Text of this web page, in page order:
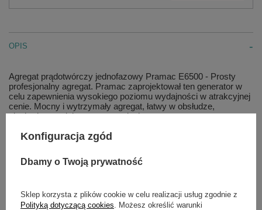
OPIS
Agregat prądotwórczy jednofazowy Pramac E6500 - Prosty
profesjonalny agregat. Pramac zaprojektował ten generator w
celu zapewnienia wysokiego poziomu wydajności w atrakcyjnej
cenie. Mocny i wytrzymały agregat, łatwy w obsłudze,
niezbędny w wielu zastosowaniach.
Zalety:
Solidna rama rurowa
Dane techniczne:
Konfiguracja zgód
Dbamy o Twoją prywatność
Sklep korzysta z plików cookie w celu realizacji usług zgodnie z
Polityką dotyczącą cookies . Możesz określić warunki